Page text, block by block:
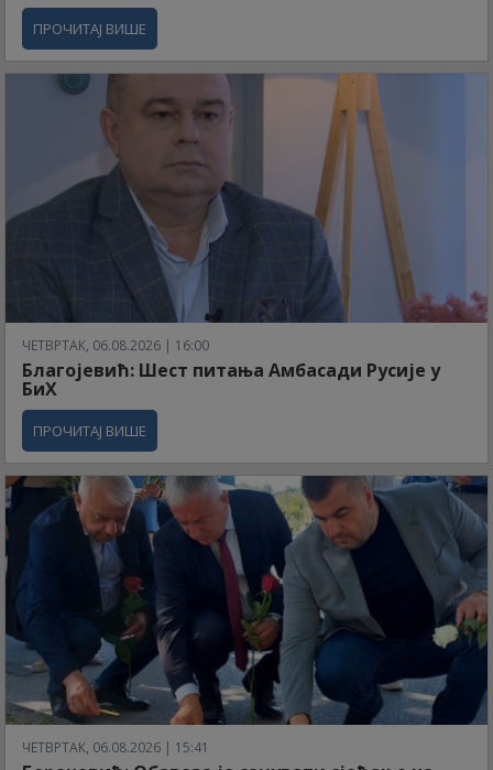
ПРОЧИТАЈ ВИШЕ
ЧЕТВРТАК, 06.08.2026 | 16:00
Благојевић: Шест питања Амбасади Русије у
БиХ
ПРОЧИТАЈ ВИШЕ
ЧЕТВРТАК, 06.08.2026 | 15:41